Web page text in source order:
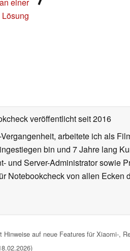
Lösung
veröffentlichtseit 2016
arbeitete ich als
bin und 7 Jahre lang
und Server-Administrator sowie
Notebookcheck von allen Ecken
auf neue Features für Xiaomi-,